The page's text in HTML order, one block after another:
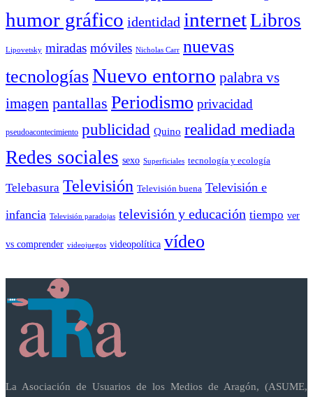
humor gráfico identidad internetLibros
Lipovetsky miradas móviles Nicholas Carr nuevas
tecnologíasNuevo entorno palabra vs
imagen pantallas Periodismo privacidad
pseudoacontecimiento publicidad Quino realidad mediada
Redes sociales sexo Superficiales tecnología y ecología
Telebasura Televisión Televisión buena Televisión e
infancia Televisión paradojas televisión y educación tiempo ver
vs comprender videojuegos videopolítica vídeo
La Asociación de Usuarios de los Medios de Aragón, (ASUME,